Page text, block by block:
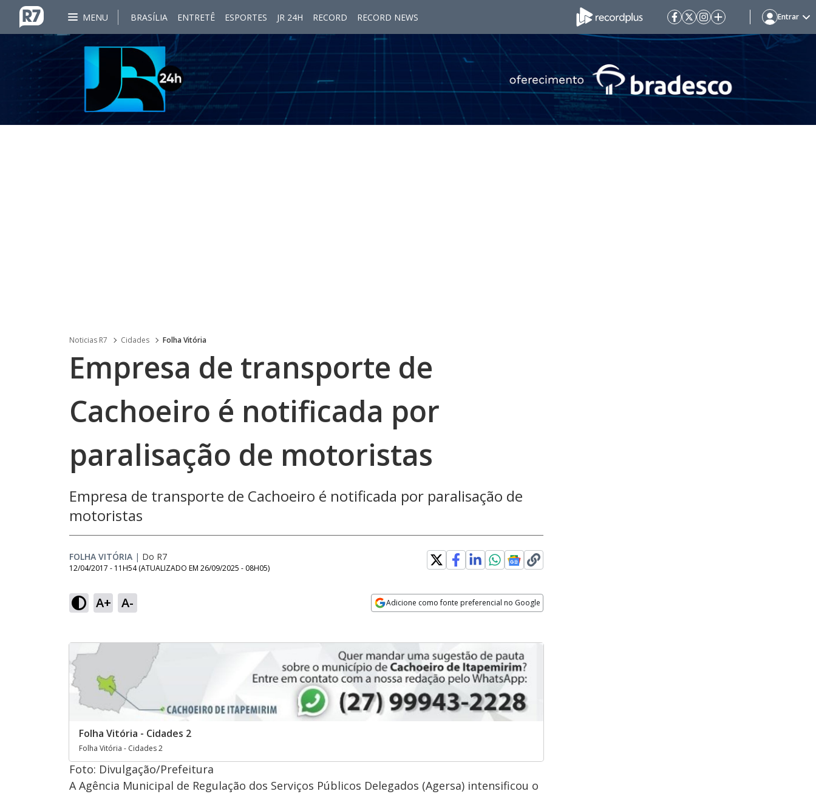
MENU BRASÍLIA ENTRETÊ ESPORTES JR 24H RECORD RECORD NEWS Entrar
Noticias R7 Cidades Folha Vitória
Empresa de transporte de
Cachoeiro é notificada por
paralisação de motoristas
Empresa de transporte de Cachoeiro é notificada por paralisação de
motoristas
FOLHA VITÓRIA | Do R7
12/04/2017 - 11H54 (ATUALIZADO EM 26/09/2025 - 08H05)
A+ A- Adicione como fonte preferencial no Google
Folha Vitória - Cidades 2
Folha Vitória - Cidades 2
Foto: ​Divulgação/Prefeitura
A Agência Municipal de Regulação dos Serviços Públicos Delegados (Agersa) intensificou o